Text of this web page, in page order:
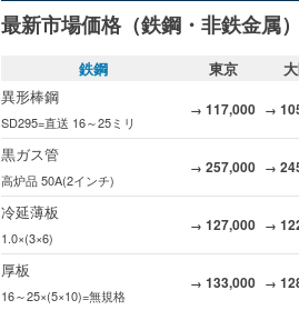
最新市場価格（鉄鋼・非鉄金属）
鉄鋼 東京
異形棒鋼
SD295=直送 16～25ミリ
→ 117,000 →
黒ガス管
高炉品 50A(2インチ)
→ 257,000 →
冷延薄板
1.0×(3×6)
→ 127,000 →
厚板
16～25×(5×10)=無規格
→ 133,000 →